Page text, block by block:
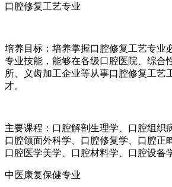
口腔修复工艺专业
培养目标：培养掌握口腔修复工艺专业
专业技能，能够在各级口腔医院、综合
所、义齿加工企业等从事口腔修复工艺
才。
主要课程：口腔解剖生理学、口腔组织
口腔颌面外科学、口腔修复学、口腔正
口腔医学美学、口腔材料学、口腔设备
中医康复保健专业